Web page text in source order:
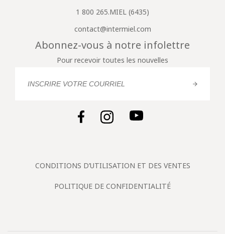
1 800 265.MIEL (6435)
contact@intermiel.com
Abonnez-vous à notre infolettre
Pour recevoir toutes les nouvelles
CONDITIONS D’UTILISATION ET DES VENTES
POLITIQUE DE CONFIDENTIALITÉ